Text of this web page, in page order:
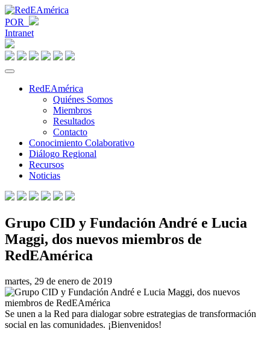
POR
Intranet
RedEAmérica
Quiénes Somos
Miembros
Resultados
Contacto
Conocimiento Colaborativo
Diálogo Regional
Recursos
Noticias
Grupo CID y Fundación André e Lucia
Maggi, dos nuevos miembros de
RedEAmérica
martes, 29 de enero de 2019
Se unen a la Red para dialogar sobre estrategias de transformación
social en las comunidades. ¡Bienvenidos!